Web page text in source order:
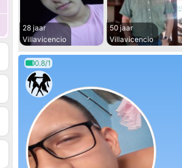
28 jaar
Villavicencio
50 jaar
Villavicencio
0.8/1